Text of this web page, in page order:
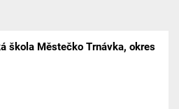
škola Městečko Trnávka, okres